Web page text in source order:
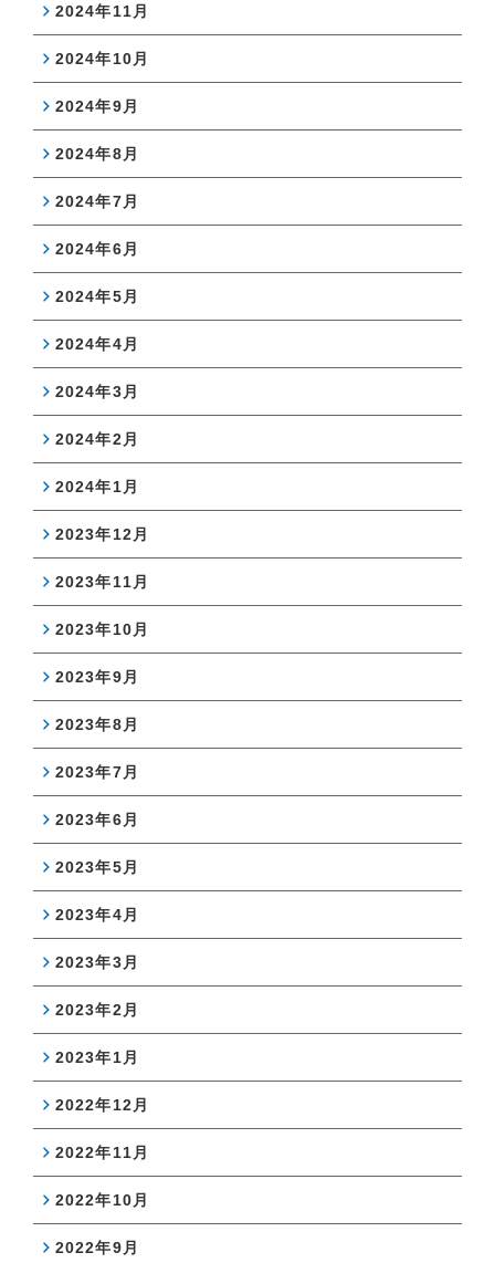
2024年11月
2024年10月
2024年9月
2024年8月
2024年7月
2024年6月
2024年5月
2024年4月
2024年3月
2024年2月
2024年1月
2023年12月
2023年11月
2023年10月
2023年9月
2023年8月
2023年7月
2023年6月
2023年5月
2023年4月
2023年3月
2023年2月
2023年1月
2022年12月
2022年11月
2022年10月
2022年9月